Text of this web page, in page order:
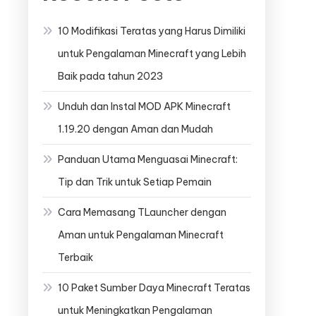
10 Modifikasi Teratas yang Harus Dimiliki
untuk Pengalaman Minecraft yang Lebih
Baik pada tahun 2023
Unduh dan Instal MOD APK Minecraft
1.19.20 dengan Aman dan Mudah
Panduan Utama Menguasai Minecraft:
Tip dan Trik untuk Setiap Pemain
Cara Memasang TLauncher dengan
Aman untuk Pengalaman Minecraft
Terbaik
10 Paket Sumber Daya Minecraft Teratas
untuk Meningkatkan Pengalaman